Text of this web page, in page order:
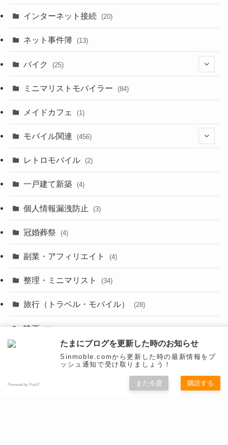
(1)
(18)
(2)
(10)
(18)
(19)
(6)
(8)
(9)
(9)
(13)
インターネット接続 (20)
ネット事件簿 (13)
バイク (25)
(8)
(23)
ミニマリストモバイラー (84)
メイドカフェ (1)
モバイル関連 (456)
(7)
(3)
(3)
レトロモバイル (2)
一戸建て新築 (4)
個人情報漏洩防止 (3)
冠婚葬祭 (4)
副業・アフィリエイト (4)
整理・ミニマリスト (34)
旅行（トラベル・モバイル） (28)
映画 (1)
(516)
たまにブログを更新した時のお知らせ
Sinmoble.comから更新した時の最新情報をプ
ッシュ通知で受け取りましょう！
Powered by Push7 また今度 購読する